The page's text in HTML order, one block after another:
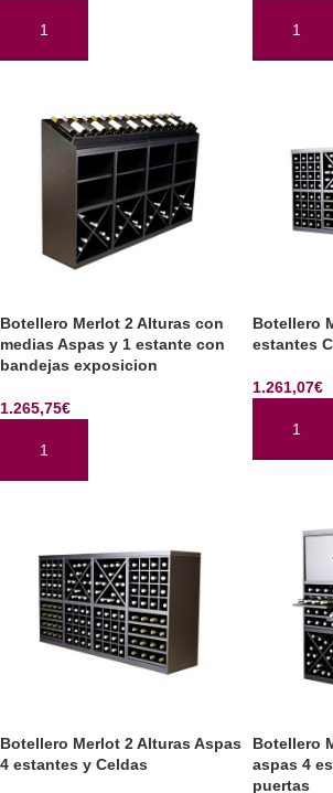
AÑADIR AL CARRITO AÑADIR
Botellero Merlot 2 Alturas con
medias Aspas y 1 estante con
bandejas exposicion
1.265,75€
AÑADIR AL CARRITO
Botellero
estantes
1.261,07€
AÑADIR
Botellero Merlot 2 Alturas Aspas
4 estantes y Celdas
Botellero
aspas 4
puertas